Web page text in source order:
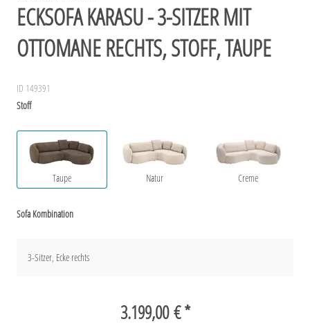
ECKSOFA KARASU - 3-SITZER MIT
OTTOMANE RECHTS, STOFF, TAUPE
ID 149391
Stoff
Taupe Natur Creme
Sofa Kombination
3-Sitzer, Ecke rechts
3.199,00 € *